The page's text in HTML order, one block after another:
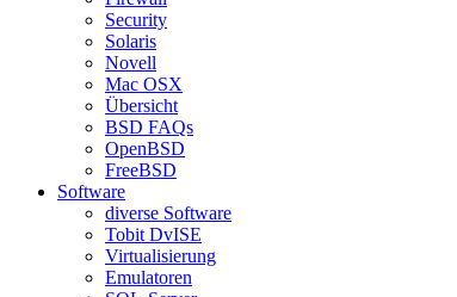
Security
Solaris
Novell
Mac OSX
Übersicht
BSD FAQs
OpenBSD
FreeBSD
Software
diverse Software
Tobit DvISE
Virtualisierung
Emulatoren